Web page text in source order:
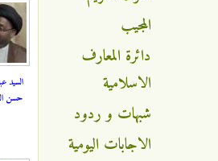
السيد
حسن
المجيب
دائرة المعارف
الاسلامية
شبهات و ردود
الاجابات اليومية